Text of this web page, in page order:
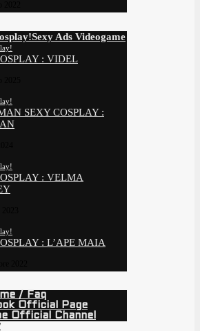
Sexy Ads Videogame
: VIDEL
SEXY COSPLAY :
: VELMA
: L’APE MAIA
/ Faq
Official Page
Official Channel